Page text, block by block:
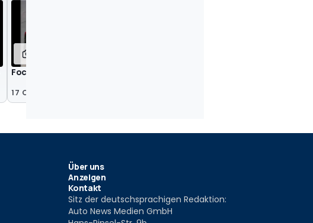
Focus RS 2015 mit Allrad?
17 Okt. 2014
Über uns
Anzeigen
Kontakt
Sitz der deutschsprachigen Redaktion:
Auto News Medien GmbH